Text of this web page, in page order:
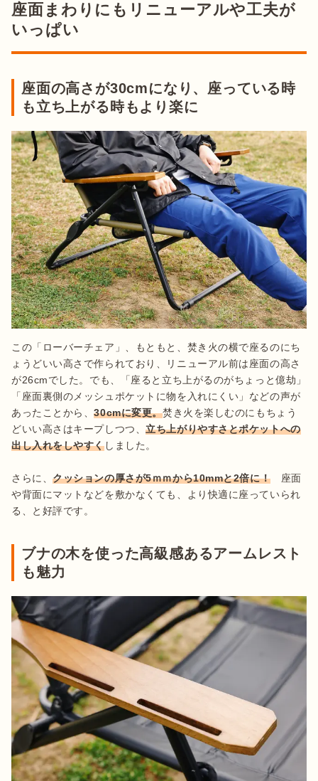
座面まわりにもリニューアルや工夫が
いっぱい
座面の高さが30cmになり、座っている時
も立ち上がる時もより楽に
この「ローバーチェア」、もともと、焚き火の横で座るのにち
ょうどいい高さで作られており、リニューアル前は座面の高さ
が26cmでした。でも、「座ると立ち上がるのがちょっと億劫」
「座面裏側のメッシュポケットに物を入れにくい」などの声が
あったことから、30cmに変更。焚き火を楽しむのにもちょう
どいい高さはキープしつつ、立ち上がりやすさとポケットへの
出し入れをしやすくしました。
さらに、クッションの厚さが5ｍｍから10mmと2倍に！ 座面
や背面にマットなどを敷かなくても、より快適に座っていられ
ブナの木を使った高級感あるアームレスト
も魅力